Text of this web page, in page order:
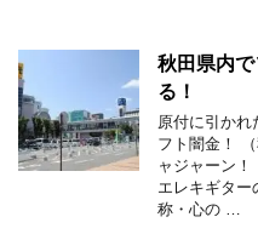
秋田県内
る！
原付に引かれ
フト闇金！
ャジャーン！
エレキギター
称・心の …